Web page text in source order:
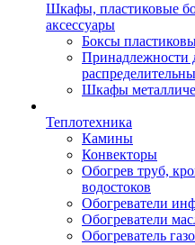
Шкафы, пластиковые
аксессуары
Боксы
Принадлежности
Шкафы
Теплотехника
Камины
Конвекторы
Обогрев труб,
водостоков
Обогреватели
Обогреватели
Обогреватель